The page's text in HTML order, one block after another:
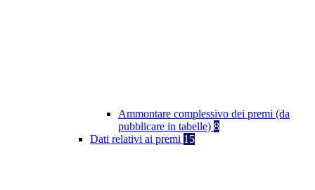
Ammontare complessivo dei premi (da
pubblicare in tabelle) 8
Dati relativi ai premi 15